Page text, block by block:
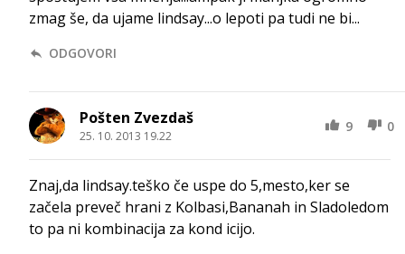
zmag še, da ujame lindsay...o lepoti pa tudi ne bi...
ODGOVORI
Pošten Zvezdaš
25. 10. 2013 19.22
9 0
Znaj,da lindsay.teško če uspe do 5,mesto,ker se
začela preveč hrani z Kolbasi,Bananah in Sladoledom
to pa ni kombinacija za kond icijo.